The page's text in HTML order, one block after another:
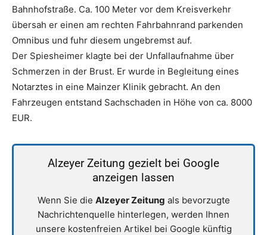
Bahnhofstraße. Ca. 100 Meter vor dem Kreisverkehr
übersah er einen am rechten Fahrbahnrand parkenden
Omnibus und fuhr diesem ungebremst auf.
Der Spiesheimer klagte bei der Unfallaufnahme über
Schmerzen in der Brust. Er wurde in Begleitung eines
Notarztes in eine Mainzer Klinik gebracht. An den
Fahrzeugen entstand Sachschaden in Höhe von ca. 8000
EUR.
Alzeyer Zeitung gezielt bei Google
anzeigen lassen
Wenn Sie die Alzeyer Zeitung als bevorzugte
Nachrichtenquelle hinterlegen, werden Ihnen
unsere kostenfreien Artikel bei Google künftig